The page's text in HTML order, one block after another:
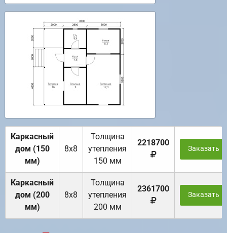
Каркасный
дом (150
мм)
8х8
Толщина
утепления
150 мм
2218700
Заказать
Каркасный
дом (200
мм)
8х8
Толщина
утепления
200 мм
2361700
Заказать